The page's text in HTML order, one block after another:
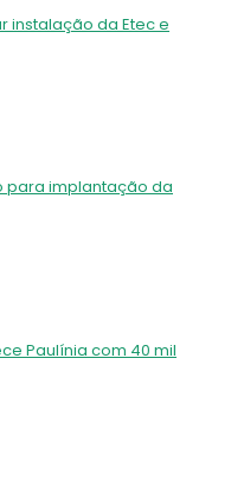
instalação da Etec e
para implantação da
Paulínia com 40 mil